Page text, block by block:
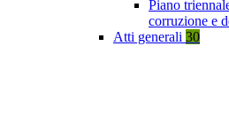
Piano
corruzione e
Atti generali 30